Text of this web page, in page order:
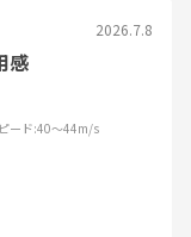
2026.7.8
感
ード:40～44m/s